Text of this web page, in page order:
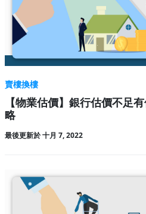
賣樓換樓
【物業估價】銀行估價不足
略
最後更新於 十月 7, 2022